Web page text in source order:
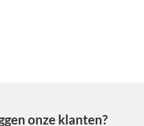
onze klanten?